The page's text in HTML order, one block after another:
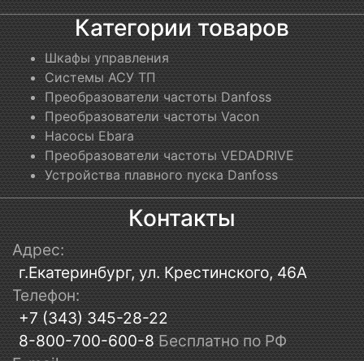
Категории товаров
Шкафы управления
Системы АСУ ТП
Преобразователи частоты Danfoss
Преобразователи частоты Vacon
Насосы Ebara
Преобразователи частоты VEDADRIVE
Устройства плавного пуска Danfoss
Контакты
Адрес:
г.Екатеринбург, ул. Крестинского, 46А
Телефон:
+7 (343) 345-28-22
8-800-700-600-8 Бесплатно по РФ